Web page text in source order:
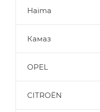
Haima
Камаз
OPEL
CITROËN